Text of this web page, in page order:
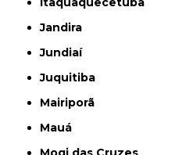
Jandira
Jundiaí
Juquitiba
Mairiporã
Mauá